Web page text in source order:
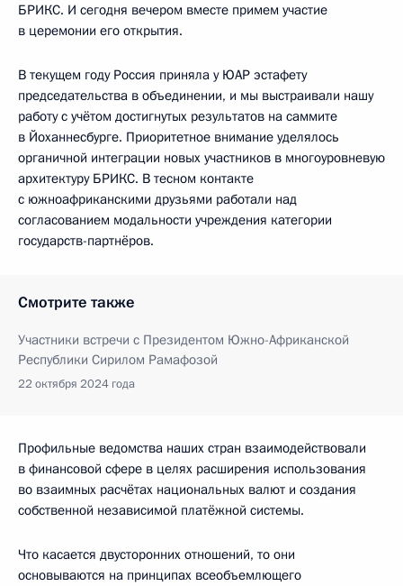
БРИКС. И сегодня вечером вместе примем участие
в церемонии его открытия.
В текущем году Россия приняла у ЮАР эстафету
председательства в объединении, и мы выстраивали нашу
работу с учётом достигнутых результатов на саммите
в Йоханнесбурге. Приоритетное внимание уделялось
органичной интеграции новых участников в многоуровневую
архитектуру БРИКС. В тесном контакте
с южноафриканскими друзьями работали над
согласованием модальности учреждения категории
государств-партнёров.
Смотрите также
Участники встречи с Президентом Южно-Африканской
Республики Сирилом Рамафозой
22 октября 2024 года
Профильные ведомства наших стран взаимодействовали
в финансовой сфере в целях расширения использования
во взаимных расчётах национальных валют и создания
собственной независимой платёжной системы.
Что касается двусторонних отношений, то они
основываются на принципах всеобъемлющего